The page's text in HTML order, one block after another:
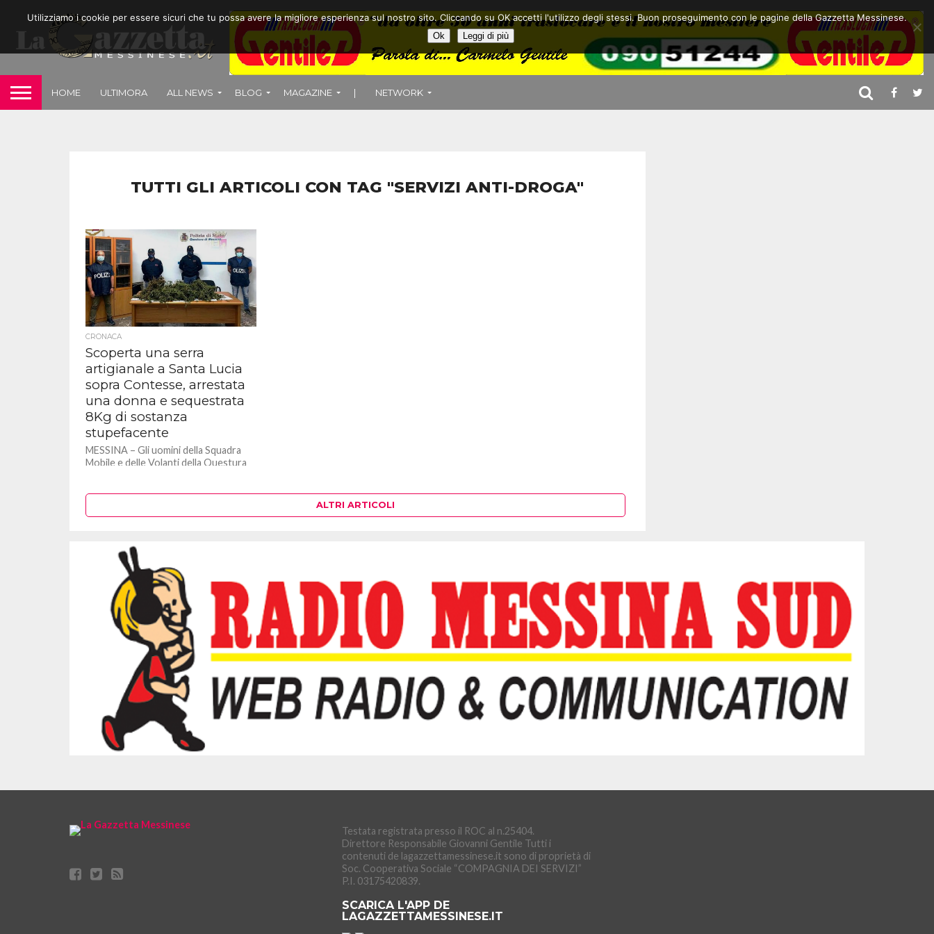
HOME ULTIMORA ALL NEWS BLOG MAGAZINE | NETWORK
TUTTI GLI ARTICOLI CON TAG "SERVIZI ANTI-DROGA"
CRONACA
Scoperta una serra
artigianale a Santa Lucia
sopra Contesse, arrestata
una donna e sequestrata
8Kg di sostanza
stupefacente
MESSINA – Gli uomini della Squadra
Mobile e delle Volanti della Questura
ALTRI ARTICOLI
Testata registrata presso il ROC al n.25404.
Direttore Responsabile Giovanni Gentile Tutti i
contenuti de lagazzettamessinese.it sono di proprietà di
Soc. Cooperativa Sociale “COMPAGNIA DEI SERVIZI”
P.I. 03175420839.
SCARICA L'APP DE
LAGAZZETTAMESSINESE.IT
Utilizziamo i cookie per essere sicuri che tu possa avere la migliore esperienza sul nostro sito. Cliccando su OK accetti l'utilizzo degli stessi. Buon proseguimento con le pagine della Gazzetta Messinese.
Ok Leggi di più